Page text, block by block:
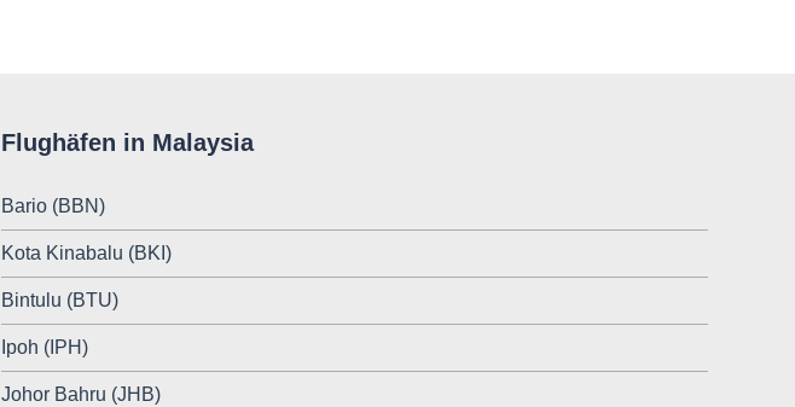
Flughäfen in Malaysia
Bario (BBN)
Kota Kinabalu (BKI)
Bintulu (BTU)
Ipoh (IPH)
Johor Bahru (JHB)